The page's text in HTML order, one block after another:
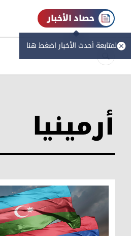
حصاد الأخبار
لمتابعة أحدث الأخبار اضغط هنا
أرمينيا